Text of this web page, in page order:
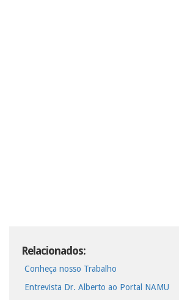
Relacionados:
Conheça nosso Trabalho
Entrevista Dr. Alberto ao Portal NAMU